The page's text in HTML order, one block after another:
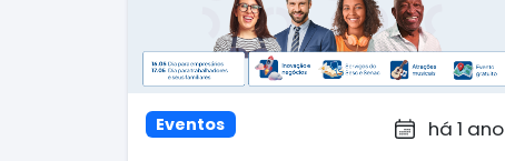
Eventos há 1 ano